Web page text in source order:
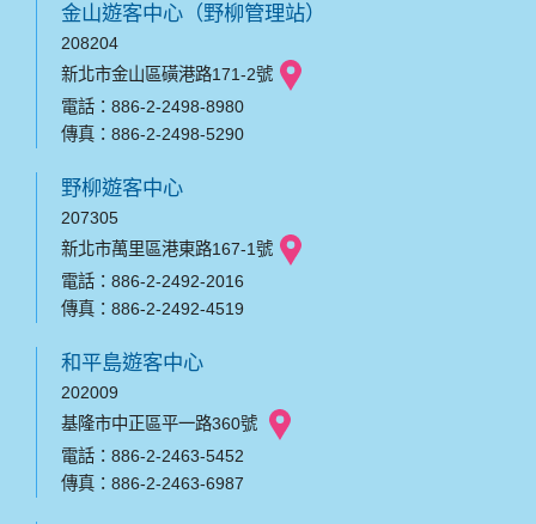
金山遊客中心（野柳管理站）
208204
新北市金山區磺港路171-2號
電話：886-2-2498-8980
傳真：886-2-2498-5290
野柳遊客中心
207305
新北市萬里區港東路167-1號
電話：886-2-2492-2016
傳真：886-2-2492-4519
和平島遊客中心
202009
基隆市中正區平一路360號
電話：886-2-2463-5452
傳真：886-2-2463-6987